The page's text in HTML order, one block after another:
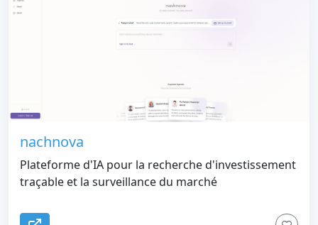
nachnova
Plateforme d'IA pour la recherche d'investissement
traçable et la surveillance du marché